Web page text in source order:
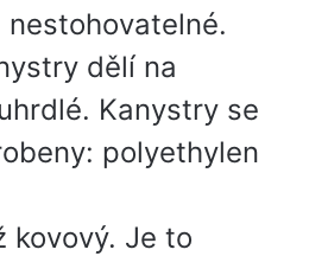
dělí na
Kanystry se
polyethylen
kovový. Je to